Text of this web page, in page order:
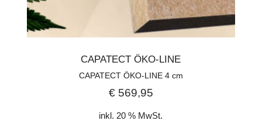
CAPATECT ÖKO-LINE
CAPATECT ÖKO-LINE 4 cm
€569,95
inkl. 20 % MwSt.